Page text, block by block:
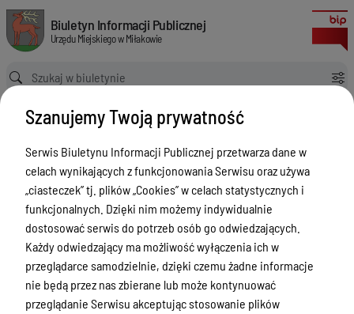
Zapytanie ofertowe do składania ofert na agenta emisji obligacji
Biuletyn Informacji Publicznej Urzędu Miejskiego w Miłakowie
Biuletyn Informacji Publicznej
Urzędu Miejskiego w Miłakowie
Ścieżka powrotu
Strona główna
Zamówienia publiczne
Zapytanie ofertowe do składania ofert na agenta emisji obligacji komunalnych
Zamówienia publiczne
Menu Przedmiotowe
Urząd Miejski w Miłakowie
Gmina Miłakowo
Majątek i finanse
Zamówienia publiczne
Wersja obowiązująca
z dnia06-08-2019
10:40:24
Drukuj
Zapytanie
ofertowe do
składania ofert
Szanujemy Twoją prywatność
Serwis Biuletynu Informacji Publicznej przetwarza dane w
celach wynikających z funkcjonowania Serwisu oraz używa
„ciasteczek” tj. plików „Cookies” w celach statystycznych i
funkcjonalnych. Dzięki nim możemy indywidualnie
dostosować serwis do potrzeb osób go odwiedzających.
Każdy odwiedzający ma możliwość wyłączenia ich w
przeglądarce samodzielnie, dzięki czemu żadne informacje
nie będą przez nas zbierane lub może kontynuować
przeglądanie Serwisu akceptując stosowanie plików